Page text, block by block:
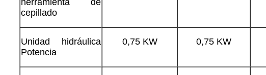
cepillado
Unidad hidráulica
Potencia
0,75 KW 0,75 KW